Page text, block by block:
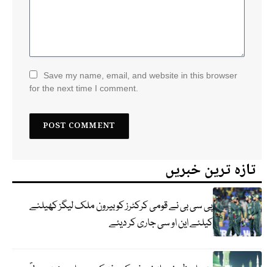
Save my name, email, and website in this browser
for the next time I comment.
تازہ ترین خبریں
پی سی بی نے قومی کرکٹرز کو بیرون ملک لیگز کھیلنے
کیلئے این او سی جاری کر دیئے